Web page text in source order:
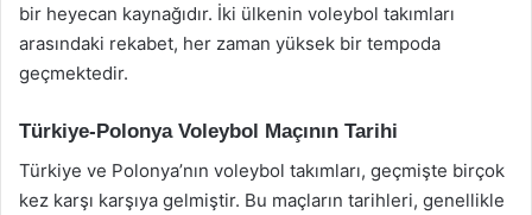
bir heyecan kaynağıdır. İki ülkenin voleybol takımları
arasındaki rekabet, her zaman yüksek bir tempoda
geçmektedir.
Türkiye-Polonya Voleybol Maçının Tarihi
Türkiye ve Polonya’nın voleybol takımları, geçmişte birçok
kez karşı karşıya gelmiştir. Bu maçların tarihleri, genellikle